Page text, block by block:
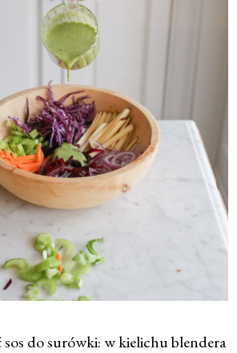
do surówki: w kielichu blendera